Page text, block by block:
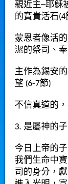
親近主─耶穌
的寶貴活石(4
蒙恩者像活
潔的祭司、
主作為錫安
望 (6-7節)
不信真道的
3. 是屬神的
今日上帝的
我們生命中
司的身分，